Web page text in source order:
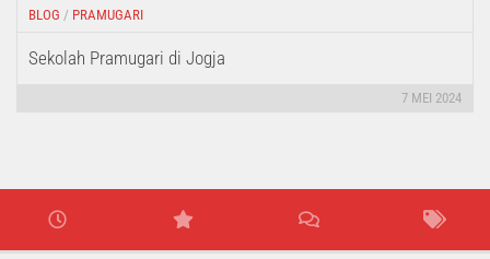
BLOG / PRAMUGARI
Sekolah Pramugari di Jogja
7 MEI 2024